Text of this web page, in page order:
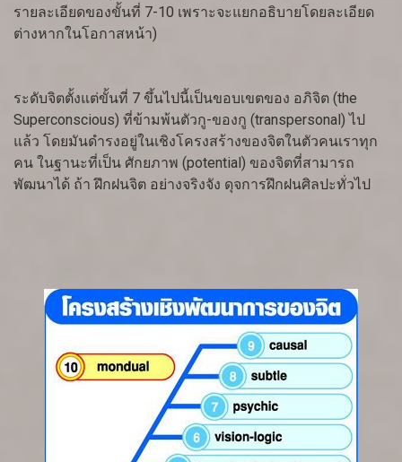
รายละเอียดของขั้นที่ 7-10 เพราะจะแยกอธิบายโดยละเอียด
ต่างหากในโอกาสหน้า)
ระดับจิตตั้งแต่ขั้นที่ 7 ขึ้นไปนี้เป็นขอบเขตของ อภิจิต (the
Superconscious) ที่ข้ามพ้นตัวกู-ของกู (transpersonal) ไป
แล้ว โดยมันดำรงอยู่ในเชิงโครงสร้างของจิตในตัวคนเราทุก
คน ในฐานะที่เป็น ศักยภาพ (potential) ของจิตที่สามารถ
พัฒนาได้ ถ้า ฝึกฝนจิต อย่างจริงจัง ดุจการฝึกฝนศิลปะทั่วไป